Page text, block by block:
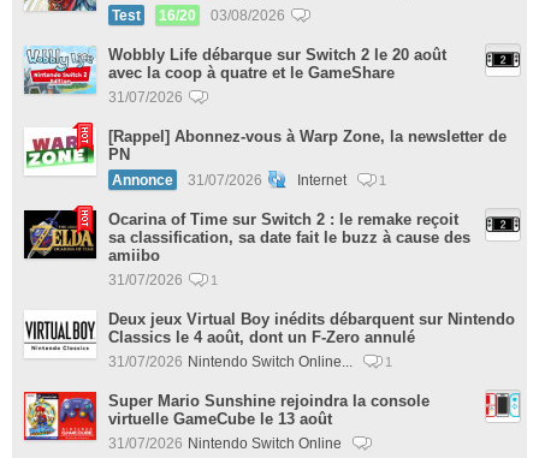
Test 16/20 03/08/2026
Wobbly Life débarque sur Switch 2 le 20 août
avec la coop à quatre et le GameShare
31/07/2026
[Rappel] Abonnez-vous à Warp Zone, la newsletter de
PN
Annonce 31/07/2026 Internet 1
Ocarina of Time sur Switch 2 : le remake reçoit
sa classification, sa date fait le buzz à cause des
amiibo
31/07/2026 1
Deux jeux Virtual Boy inédits débarquent sur Nintendo
Classics le 4 août, dont un F-Zero annulé
31/07/2026 Nintendo Switch Online... 1
Super Mario Sunshine rejoindra la console
virtuelle GameCube le 13 août
31/07/2026 Nintendo Switch Online